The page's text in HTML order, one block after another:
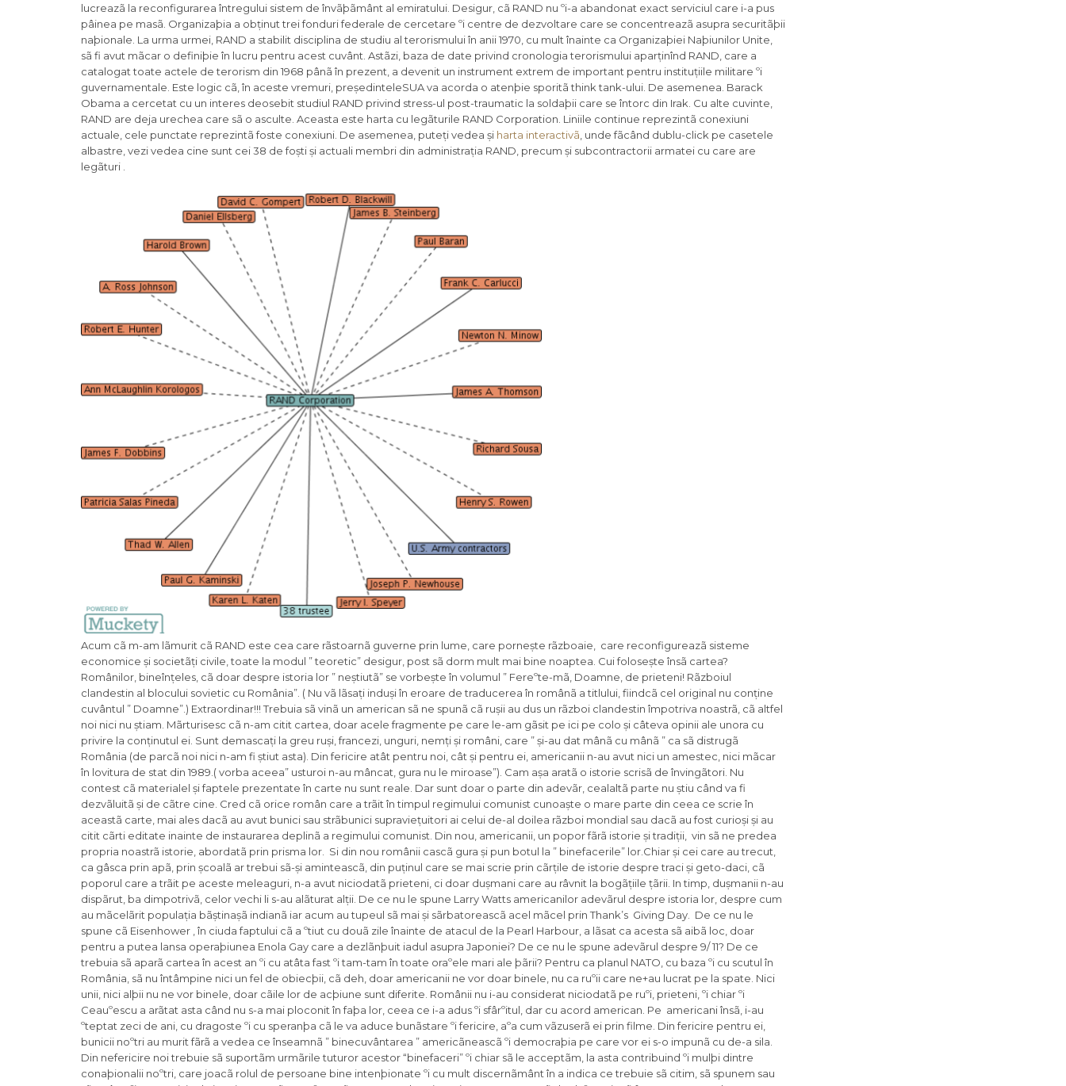
lucreazã la reconfigurarea întregului sistem de învãþãmânt al emiratului. Desigur, cã RAND nu ºi-a abandonat exact serviciul care i-a pus
pâinea pe masã. Organizaþia a obținut trei fonduri federale de cercetare ºi centre de dezvoltare care se concentreazã asupra securitãþii
naþionale. La urma urmei, RAND a stabilit disciplina de studiu al terorismului în anii 1970, cu mult înainte ca Organizaþiei Naþiunilor Unite,
sã fi avut mãcar o definiþie în lucru pentru acest cuvânt. Astãzi, baza de date privind cronologia terorismului aparținînd RAND, care a
catalogat toate actele de terorism din 1968 pânã în prezent, a devenit un instrument extrem de important pentru instituțiile militare ºi
guvernamentale. Este logic cã, în aceste vremuri, președinteleSUA va acorda o atenþie sporitã think tank-ului. De asemenea. Barack
Obama a cercetat cu un interes deosebit studiul RAND privind stress-ul post-traumatic la soldaþii care se întorc din Irak. Cu alte cuvinte,
RAND are deja urechea care sã o asculte. Aceasta este harta cu legãturile RAND Corporation. Liniile continue reprezintã conexiuni
actuale, cele punctate reprezintã foste conexiuni. De asemenea, puteți vedea și harta interactivã , unde fãcând dublu-click pe casetele
albastre, vezi vedea cine sunt cei 38 de foști și actuali membri din administrația RAND, precum și subcontractorii armatei cu care are
legãturi .
Acum cã m-am lãmurit cã RAND este cea care rãstoarnã guverne prin lume, care pornește rãzboaie, care reconfigureazã sisteme
economice și societãți civile, toate la modul ” teoretic” desigur, post sã dorm mult mai bine noaptea. Cui folosește însã cartea?
Românilor, bineînțeles, cã doar despre istoria lor ” neștiutã” se vorbește în volumul ” Fereºte-mã, Doamne, de prieteni! Rãzboiul
clandestin al blocului sovietic cu România”. ( Nu vã lãsați induși în eroare de traducerea în românã a titlului, fiindcã cel original nu conține
cuvântul ” Doamne”.) Extraordinar!!! Trebuia sã vinã un american sã ne spunã cã rușii au dus un rãzboi clandestin împotriva noastrã, cã altfel
noi nici nu știam. Mãrturisesc cã n-am citit cartea, doar acele fragmente pe care le-am gãsit pe ici pe colo și câteva opinii ale unora cu
privire la conținutul ei. Sunt demascați la greu ruși, francezi, unguri, nemți și români, care ” și-au dat mânã cu mânã ” ca sã distrugã
România (de parcã noi nici n-am fi știut asta). Din fericire atât pentru noi, cât și pentru ei, americanii n-au avut nici un amestec, nici mãcar
în lovitura de stat din 1989.( vorba aceea” usturoi n-au mâncat, gura nu le miroase”). Cam așa aratã o istorie scrisã de învingãtori. Nu
contest cã materialel și faptele prezentate în carte nu sunt reale. Dar sunt doar o parte din adevãr, cealaltã parte nu știu când va fi
dezvãluitã și de cãtre cine. Cred cã orice român care a trãit în timpul regimului comunist cunoaște o mare parte din ceea ce scrie în
aceastã carte, mai ales dacã au avut bunici sau strãbunici supraviețuitori ai celui de-al doilea rãzboi mondial sau dacã au fost curioși și au
citit cãrti editate inainte de instaurarea deplinã a regimului comunist. Din nou, americanii, un popor fãrã istorie și tradiții, vin sã ne predea
propria noastrã istorie, abordatã prin prisma lor. Si din nou românii cascã gura și pun botul la ” binefacerile” lor.Chiar și cei care au trecut,
ca gâsca prin apã, prin școalã ar trebui sã-și aminteascã, din puținul care se mai scrie prin cãrțile de istorie despre traci și geto-daci, cã
poporul care a trãit pe aceste meleaguri, n-a avut niciodatã prieteni, ci doar dușmani care au râvnit la bogãțiile țãrii. In timp, dușmanii n-au
dispãrut, ba dimpotrivã, celor vechi li s-au alãturat alții. De ce nu le spune Larry Watts americanilor adevãrul despre istoria lor, despre cum
au mãcelãrit populația bãștinașã indianã iar acum au tupeul sã mai și sãrbatoreascã acel mãcel prin Thank’s Giving Day. De ce nu le
spune cã Eisenhower , în ciuda faptului cã a ºtiut cu douã zile înainte de atacul de la Pearl Harbour, a lãsat ca acesta sã aibã loc, doar
pentru a putea lansa operaþiunea Enola Gay care a dezlãnþuit iadul asupra Japoniei? De ce nu le spune adevãrul despre 9/ 11? De ce
trebuia sã aparã cartea în acest an ºi cu atâta fast ºi tam-tam în toate oraºele mari ale þãrii? Pentru ca planul NATO, cu baza ºi cu scutul în
România, sã nu întâmpine nici un fel de obiecþii, cã deh, doar americanii ne vor doar binele, nu ca ruºii care ne+au lucrat pe la spate. Nici
unii, nici alþii nu ne vor binele, doar cãile lor de acþiune sunt diferite. Românii nu i-au considerat niciodatã pe ruºi, prieteni, ºi chiar ºi
Ceauºescu a arãtat asta când nu s-a mai ploconit în faþa lor, ceea ce i-a adus ºi sfârºitul, dar cu acord american. Pe americani însã, i-au
ºteptat zeci de ani, cu dragoste ºi cu speranþa cã le va aduce bunãstare ºi fericire, aºa cum vãzuserã ei prin filme. Din fericire pentru ei,
bunicii noºtri au murit fãrã a vedea ce înseamnã ” binecuvântarea ” americãneascã ºi democraþia pe care vor ei s-o impunã cu de-a sila.
Din nefericire noi trebuie sã suportãm urmãrile tuturor acestor “binefaceri” ºi chiar sã le acceptãm, la asta contribuind ºi mulþi dintre
conaþionalii noºtri, care joacã rolul de persoane bine intenþionate ºi cu mult discernãmânt în a indica ce trebuie sã citim, sã spunem sau